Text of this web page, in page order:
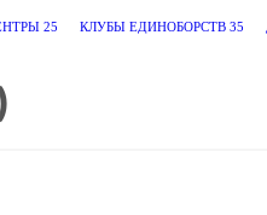
25 КЛУБЫ ЕДИНОБОРСТВ 35